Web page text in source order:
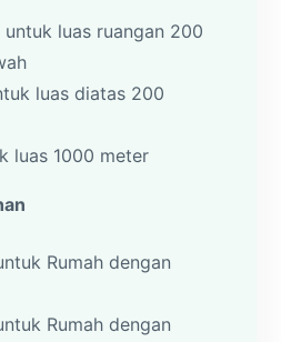
luas ruangan 200
luas diatas 200
luas 1000 meter
Rumah dengan
Rumah dengan